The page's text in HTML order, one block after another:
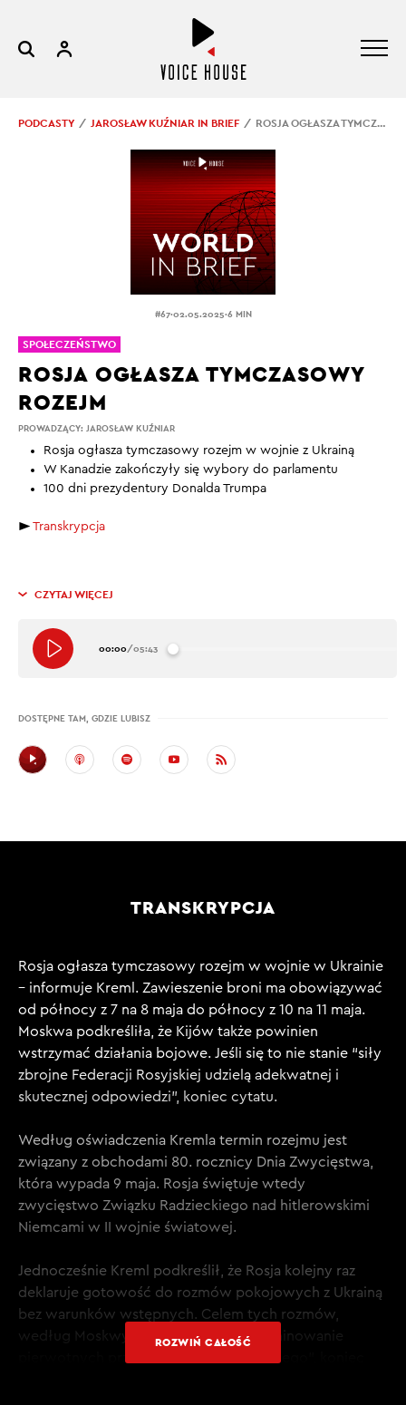
PODCASTY JAROSŁAW KUŹNIAR IN BRIEF ROSJA OGŁASZA TYMCZASOWY ROZEJM
#67.02.05.2025.6 MIN
PROWADZĄCY: JAROSŁAW KUŹNIAR
ROSJA OGŁASZA TYMCZASOWY
ROZEJM
Rosja ogłasza tymczasowy rozejm w wojnie z Ukrainą
W Kanadzie zakończyły się wybory do parlamentu
100 dni prezydentury Donalda Trumpa
► Transkrypcja
CZYTAJ WIĘCEJ
00:00/05:43
DOSTĘPNE TAM, GDZIE LUBISZ
SPOŁECZEŃSTWO
TRANSKRYPCJA
Rosja ogłasza tymczasowy rozejm w wojnie w Ukrainie
– informuje Kreml. Zawieszenie broni ma obowiązywać
od północy z 7 na 8 maja do północy z 10 na 11 maja.
Moskwa podkreśliła, że Kijów także powinien
wstrzymać działania bojowe. Jeśli się to nie stanie “siły
zbrojne Federacji Rosyjskiej udzielą adekwatnej i
skutecznej odpowiedzi”, koniec cytatu.
Według oświadczenia Kremla termin rozejmu jest
związany z obchodami 80. rocznicy Dnia Zwycięstwa,
która wypada 9 maja. Rosja świętuje wtedy
zwycięstwo Związku Radzieckiego nad hitlerowskimi
Niemcami w II wojnie światowej.
Jednocześnie Kreml podkreślił, że Rosja kolejny raz
deklaruje gotowość do rozmów pokojowych z Ukrainą
bez warunków wstępnych. Celem tych rozmów,
według Moskwy, powinno być „wyeliminowanie
ROZWIŃ CAŁOŚĆ